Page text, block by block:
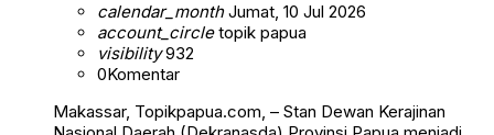
calendar_monthJumat, 10 Jul 2026
account_circletopik papua
visibility932
0Komentar
Makassar, Topikpapua.com, – Stan Dewan Kerajinan